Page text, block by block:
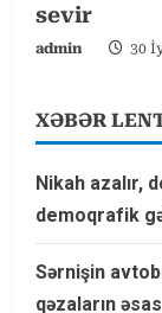
sevir
admin 30
XƏBƏR
Nikah azalır,
demoqrafik
Sərnişin
qəzaların